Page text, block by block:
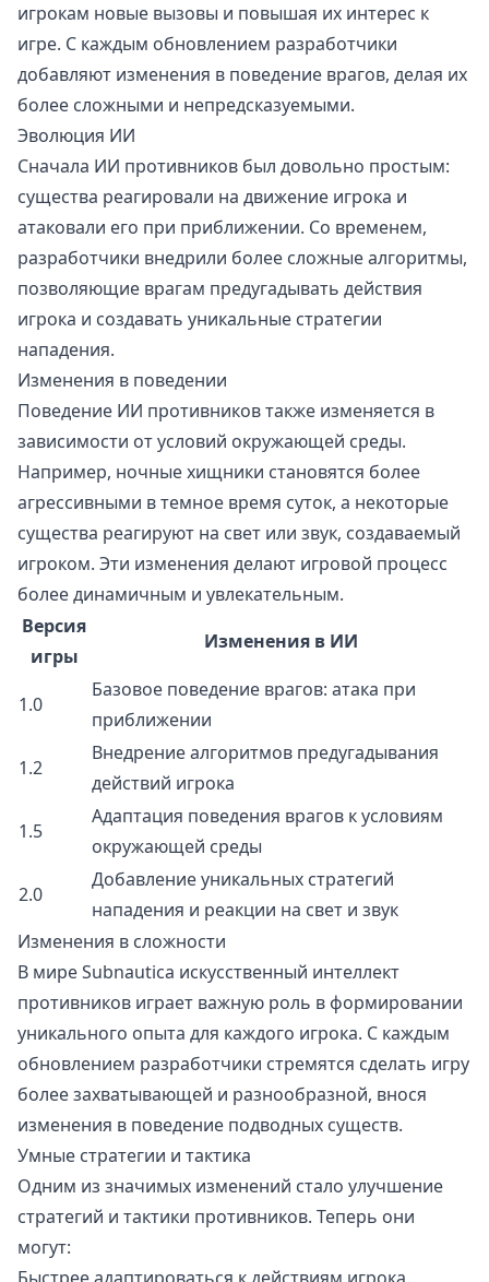
игрокам новые вызовы и повышая их интерес к
игре. С каждым обновлением разработчики
добавляют изменения в поведение врагов, делая их
более сложными и непредсказуемыми.
Эволюция ИИ
Сначала ИИ противников был довольно простым:
существа реагировали на движение игрока и
атаковали его при приближении. Со временем,
разработчики внедрили более сложные алгоритмы,
позволяющие врагам предугадывать действия
игрока и создавать уникальные стратегии
нападения.
Изменения в поведении
Поведение ИИ противников также изменяется в
зависимости от условий окружающей среды.
Например, ночные хищники становятся более
агрессивными в темное время суток, а некоторые
существа реагируют на свет или звук, создаваемый
игроком. Эти изменения делают игровой процесс
более динамичным и увлекательным.
Версия
игры
Изменения в ИИ
1.0
Базовое поведение врагов: атака при
приближении
1.2
Внедрение алгоритмов предугадывания
действий игрока
1.5
Адаптация поведения врагов к условиям
окружающей среды
2.0
Добавление уникальных стратегий
нападения и реакции на свет и звук
Изменения в сложности
В мире Subnautica искусственный интеллект
противников играет важную роль в формировании
уникального опыта для каждого игрока. С каждым
обновлением разработчики стремятся сделать игру
более захватывающей и разнообразной, внося
изменения в поведение подводных существ.
Умные стратегии и тактика
Одним из значимых изменений стало улучшение
стратегий и тактики противников. Теперь они
могут: